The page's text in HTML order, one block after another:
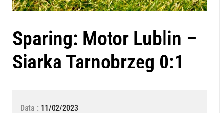
Sparing: Motor Lublin –
Siarka Tarnobrzeg 0:1
Data : 11/02/2023